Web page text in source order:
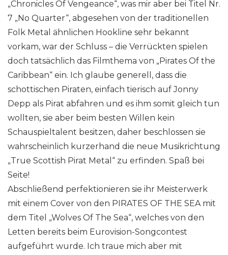
„Chronicles Of Vengeance“, was mir aber bei Titel Nr.
7 „No Quarter“, abgesehen von der traditionellen
Folk Metal ähnlichen Hookline sehr bekannt
vorkam, war der Schluss – die Verrückten spielen
doch tatsächlich das Filmthema von „Pirates Of the
Caribbean“ ein. Ich glaube generell, dass die
schottischen Piraten, einfach tierisch auf Jonny
Depp als Pirat abfahren und es ihm somit gleich tun
wollten, sie aber beim besten Willen kein
Schauspieltalent besitzen, daher beschlossen sie
wahrscheinlich kurzerhand die neue Musikrichtung
„True Scottish Pirat Metal“ zu erfinden. Spaß bei
Seite!
Abschließend perfektionieren sie ihr Meisterwerk
mit einem Cover von den PIRATES OF THE SEA mit
dem Titel „Wolves Of The Sea“, welches von den
Letten bereits beim Eurovision-Songcontest
aufgeführt wurde. Ich traue mich aber mit